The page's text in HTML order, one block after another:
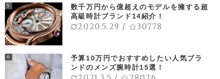
5
数千万円から億超えのモデルを擁する超
高級時計ブランド14紹介！
2020.5.29 / 30778
6
予算10万円でおすすめしたい人気ブラ
ンドのメンズ腕時計15選！